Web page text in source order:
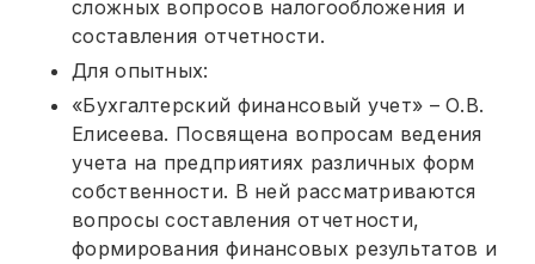
сложных вопросов налогообложения и
составления отчетности.
Для опытных:
«Бухгалтерский финансовый учет» – О.В.
Елисеева. Посвящена вопросам ведения
учета на предприятиях различных форм
собственности. В ней рассматриваются
вопросы составления отчетности,
формирования финансовых результатов и